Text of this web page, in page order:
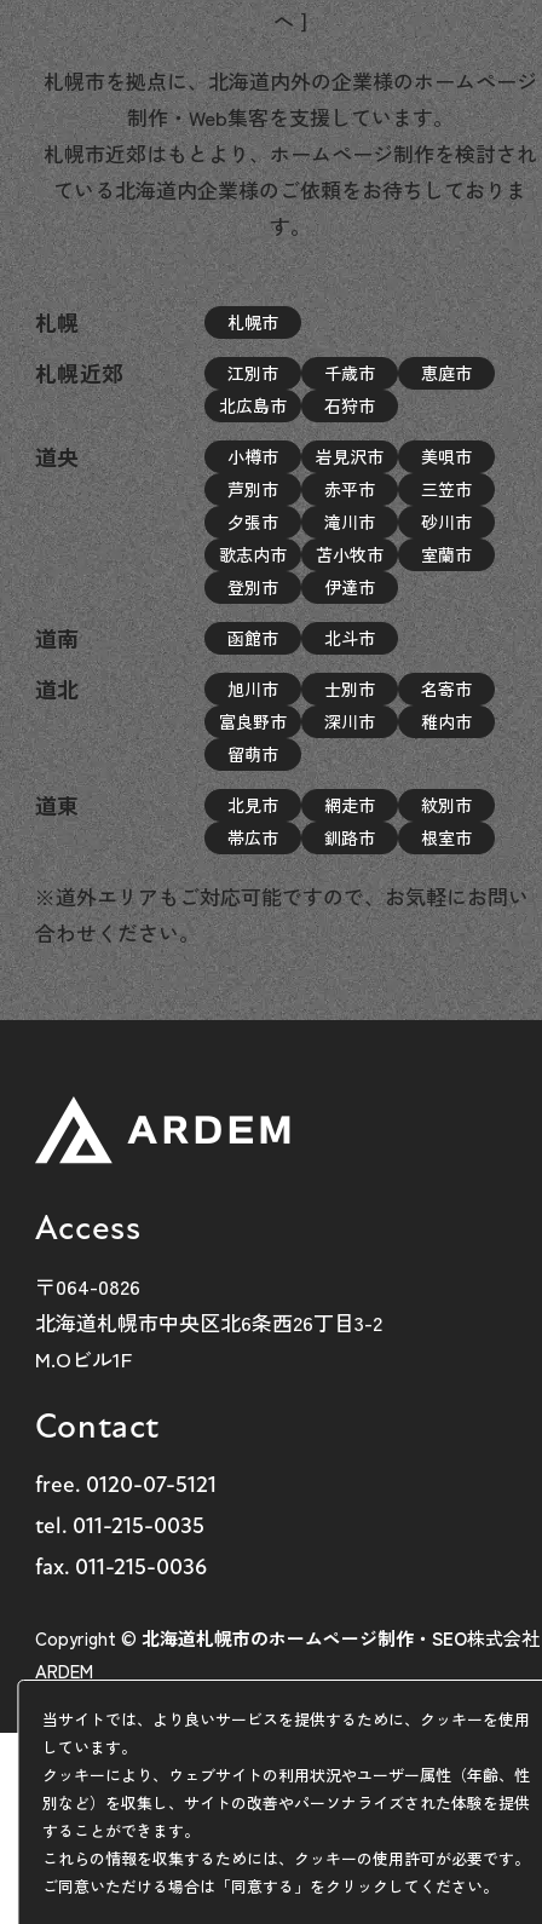
当サイトでは、より良いサービスを提供するために、クッキーを使用
しています。
クッキーにより、ウェブサイトの利用状況やユーザー属性（年齢、性
別など）を収集し、サイトの改善やパーソナライズされた体験を提供
することができます。
これらの情報を収集するためには、クッキーの使用許可が必要です。
ご同意いただける場合は「同意する」をクリックしてください。
へ ]
札幌市を拠点に、北海道内外の企業様のホームページ
制作・Web集客を支援しています。
札幌市近郊はもとより、ホームページ制作を検討され
ている北海道内企業様のご依頼をお待ちしておりま
す。
札幌 札幌市
札幌近郊 江別市 千歳市
恵庭市
北広島市
石狩市
道央 小樽市 岩見沢市
美唄市
芦別市
赤平市
三笠市
夕張市
滝川市
砂川市
歌志内市
苫小牧市
室蘭市
登別市
伊達市
道南 函館市 北斗市
道北 旭川市 士別市
名寄市
富良野市
深川市
稚内市
留萌市
道東 北見市 網走市
紋別市
帯広市
釧路市 根室市
※道外エリアもご対応可能ですので、お気軽にお問い
合わせください。
Access
〒064-0826
北海道札幌市中央区北6条西26丁目3-2
M.Oビル1F
Contact
free. 0120-07-5121
tel. 011-215-0035
fax. 011-215-0036
Copyright © 北海道札幌市のホームページ制作・SEO株式会社
ARDEM